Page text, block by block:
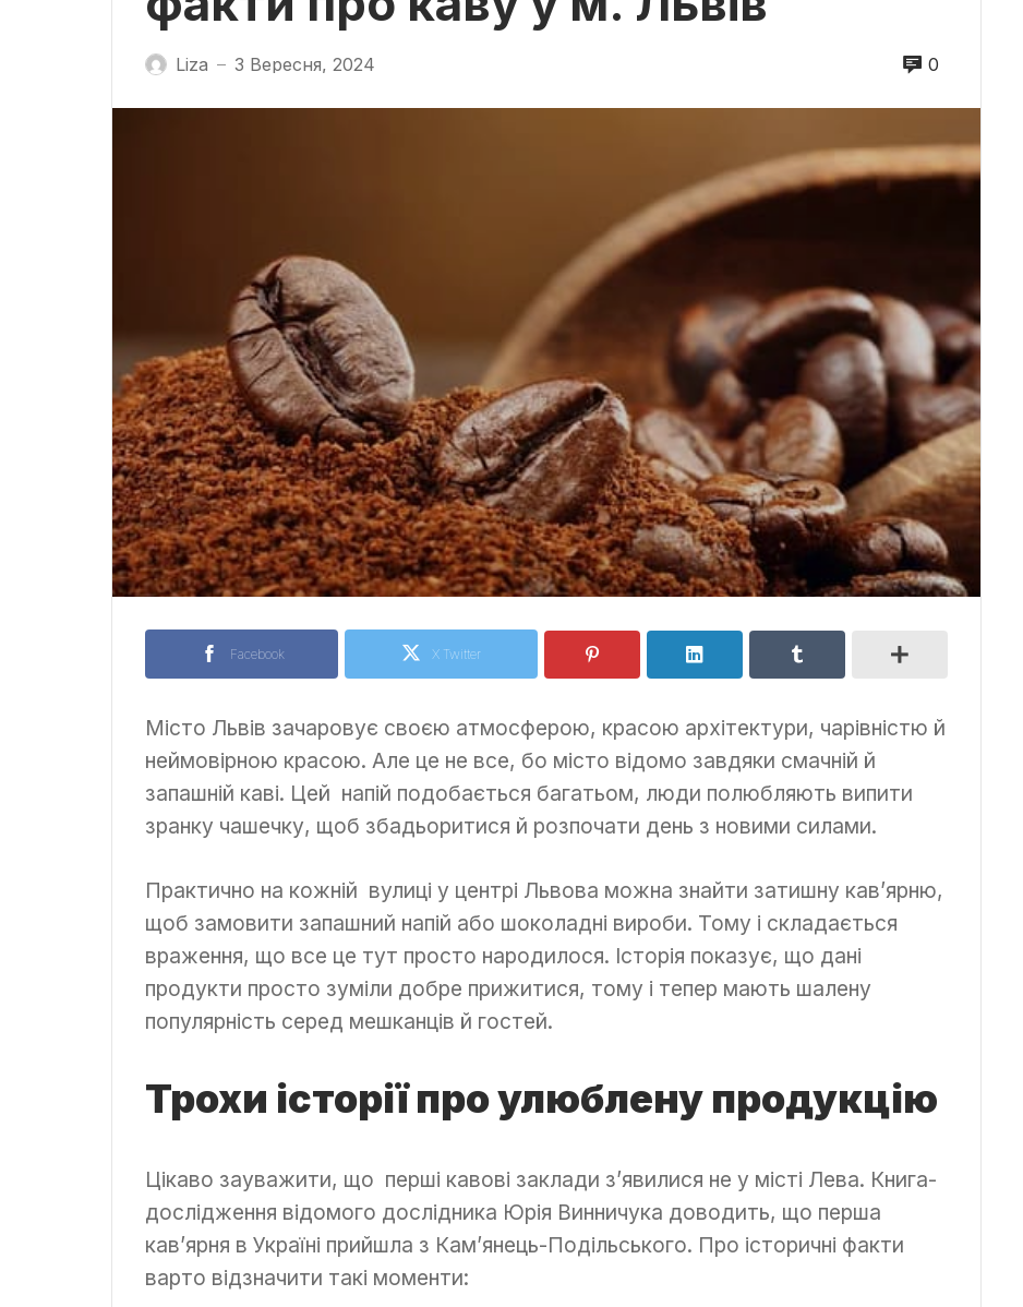
Liza — 3 Вересня, 2024 0
Facebook X Twitter
Місто Львів зачаровує своєю атмосферою, красою архітектури, чарівністю й
неймовірною красою. Але це не все, бо місто відомо завдяки смачній й
запашній каві. Цей напій подобається багатьом, люди полюбляють випити
зранку чашечку, щоб збадьоритися й розпочати день з новими силами.
Практично на кожній вулиці у центрі Львова можна знайти затишну кав’ярню,
щоб замовити запашний напій або шоколадні вироби. Тому і складається
враження, що все це тут просто народилося. Історія показує, що дані
продукти просто зуміли добре прижитися, тому і тепер мають шалену
популярність серед мешканців й гостей.
Трохи історії про улюблену продукцію
Цікаво зауважити, що перші кавові заклади з’явилися не у місті Лева. Книга-
дослідження відомого дослідника Юрія Винничука доводить, що перша
кав’ярня в Україні прийшла з Кам’янець-Подільського. Про історичні факти
варто відзначити такі моменти: